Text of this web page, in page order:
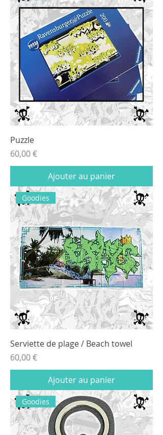
Puzzle
Prix
60,00 €
Ajouter au panier
Goodies
Serviette de plage / Beach towel
Prix
60,00 €
Ajouter au panier
Goodies